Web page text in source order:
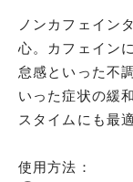
ノンカフェイン
心。カフェイン
怠感といった不
いった症状の緩
スタイムにも最
使用方法：